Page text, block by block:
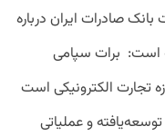
صادرات ایران درباره
است: برات سپامی
تجارت الکترونیکی است
و عملیاتی